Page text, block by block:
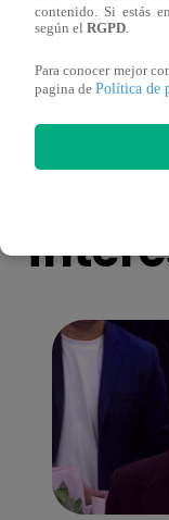
más unidas que
contenido. Si estás
según el RGPD.
Para conocer mejor
pagina de Política de